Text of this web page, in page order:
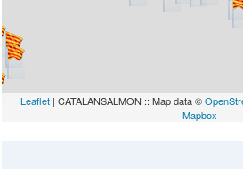
Leaflet | CATALANSALMON :: Map data ©
Mapbox